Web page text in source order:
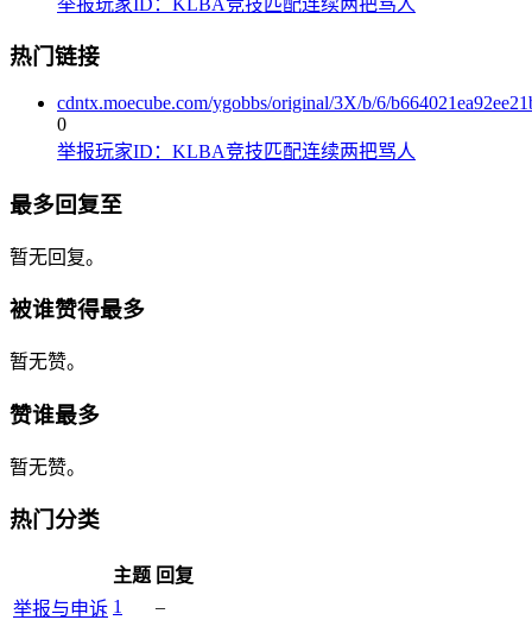
热门链接
cdntx.moecube.com/ygobbs/original/3X/b/6/
0
举报玩家ID：KLBA竞技匹配连续两把骂人
最多回复至
暂无回复。
被谁赞得最多
暂无赞。
赞谁最多
暂无赞。
热门分类
主题 回复
举报与申诉 1 –